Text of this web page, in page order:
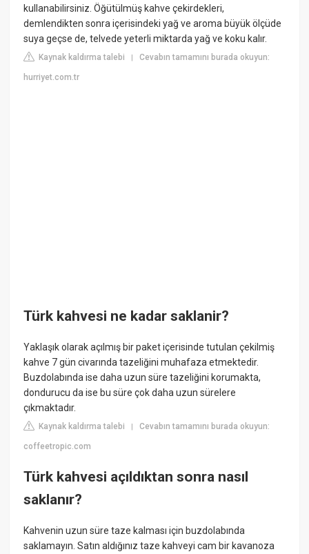
kullanabilirsiniz. Öğütülmüş kahve çekirdekleri,
demlendikten sonra içerisindeki yağ ve aroma büyük ölçüde
suya geçse de, telvede yeterli miktarda yağ ve koku kalır.
Kaynak kaldırma talebi |Cevabın tamamını burada okuyun:
hurriyet.com.tr
Türk kahvesi ne kadar saklanir?
Yaklaşık olarak açılmış bir paket içerisinde tutulan çekilmiş
kahve 7 gün civarında tazeliğini muhafaza etmektedir.
Buzdolabında ise daha uzun süre tazeliğini korumakta,
dondurucu da ise bu süre çok daha uzun sürelere
çıkmaktadır.
Kaynak kaldırma talebi |Cevabın tamamını burada okuyun:
coffeetropic.com
Türk kahvesi açıldıktan sonra nasıl
saklanır?
Kahvenin uzun süre taze kalması için buzdolabında
saklamayın. Satın aldığınız taze kahveyi cam bir kavanoza